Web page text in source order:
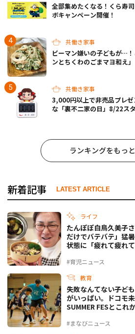
全部集めたくなる！くら寿
ボキャンペーン開催！
共働き家事
ピーマン嫌いの子どもが…
ンとちくわのごまマヨ和え
共働き家事
3,000円以上で非売品プレ
な「裏不二家の日」8/22ス
ランキングをもっ
新着記事 LATEST ARTICLE
ライフ
#育児ニュース
たんぽぽ白鳥久美子
だけでバテバテ」猛
状態に「疲れて疲れ
教育
#まなびニュース
失敗なんてない――子
がいっぱい。ドコモ
SUMMER FESとこれ